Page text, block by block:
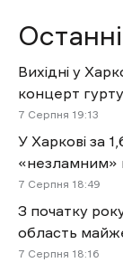
Вихідні у
концерт
7 Cерпня 19:13
У Харкові за
«незламним»
7 Cерпня 18:49
З початку
область
7 Cерпня 18:16